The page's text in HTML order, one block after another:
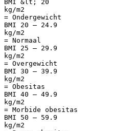
BMI &lt; 20
kg/m2
= Ondergewicht
BMI 20 – 24.9
kg/m2
= Normaal
BMI 25 – 29.9
kg/m2
= Overgewicht
BMI 30 – 39.9
kg/m2
= Obesitas
BMI 40 – 49.9
kg/m2
= Morbide obesitas
BMI 50 – 59.9
kg/m2